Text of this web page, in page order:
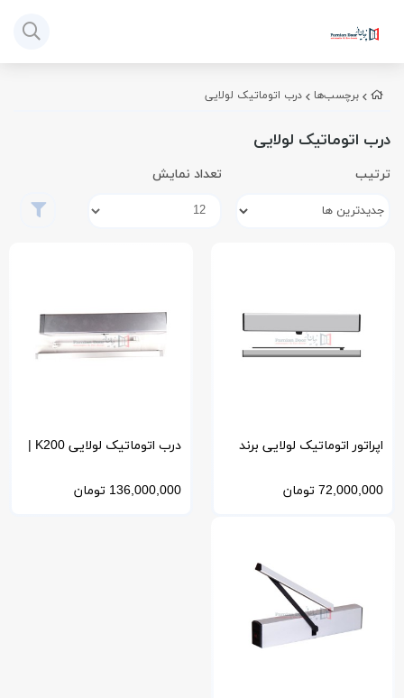
برچسب‌ها درب اتوماتیک لولایی
درب اتوماتیک لولایی
ترتیب تعداد نمایش
اپراتور اتوماتیک لولایی برند
EZEM بدون محدودیت تردد
72,000,000 تومان
درب اتوماتیک لولایی K200 |
برای درب های با ارتفاع بلند
136,000,000 تومان